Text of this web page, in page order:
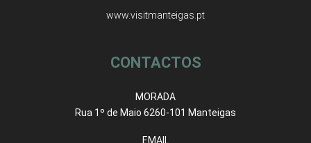
www.visitmanteigas.pt
CONTACTOS
MORADA
Rua 1º de Maio 6260-101 Manteigas
EMAIL